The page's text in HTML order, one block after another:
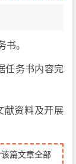
。
任务书内容完
资料及开展
篇文章全部